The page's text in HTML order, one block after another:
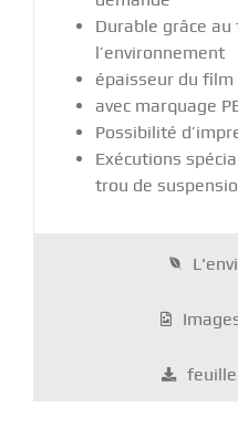
Durable grâce au
l’environnement
épaisseur du film
avec marquage
Possibilité
Exécutions
trou de